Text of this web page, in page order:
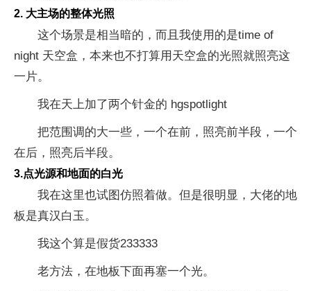
2. 大主场的整体光照
这个场景是相当暗的，而且我使用的是time of
night 天空盒，本来也不打算用天空盒的光照就照亮这
一片。
我在天上加了两个针金的 hgspotlight
把范围调的大一些，一个在前，照亮前半段，一个
在后，照亮后半段。
3.点光源和地面的白光
我在这里也试图仿照着做。但是很明显，大佬的地
板是真汉白玉。
我这个算是假货233333
老方法，在地板下面再塞一个光。